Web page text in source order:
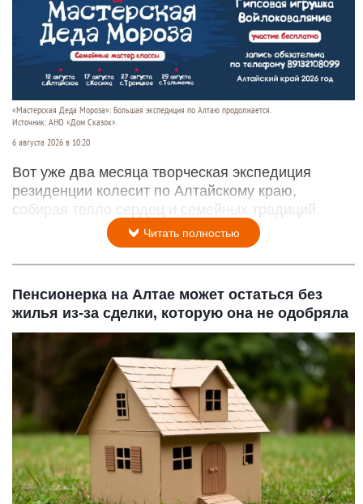
«Мастерская Деда Мороза»: Большая экспедиция по Алтаю продолжается.
Источник: АНО «Дом Сказок».
6 августа 2026 в 10:20
Вот уже два месяца творческая экспедиция
резиденции колесит по Алтайскому краю,
собирая тепло сердец и семейных традиций.
Читать полностью
Пенсионерка на Алтае может остаться без
жилья из-за сделки, которую она не одобряла